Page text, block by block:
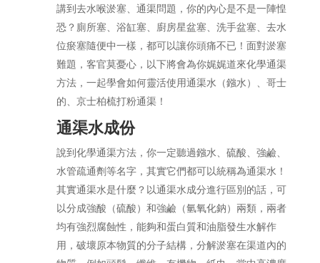
講到去水喉淤塞、通渠問題，你的內心是不是一陣惶
恐？廁所塞、浴缸塞、廚房星盆塞、洗手盆塞、去水
位瘀塞隨便中一樣，都可以讓你頭痛不已！面對淤塞
難題，客官莫憂心，以下將會為你娓娓道來化學通渠
方法，一起學會如何靈活使用通渠水（鏹水）、哥士
的、京士柏梳打粉通渠！
通渠水成份
說到化學通渠方法，你一定聽過鏹水、硫酸、強鹼、
水管疏通劑等名字，其實它們都可以統稱為通渠水！
其實通渠水是什麼？以通渠水成分進行區別的話，可
以分成強酸（硫酸）和強鹼（氫氧化鈉）兩類，兩者
均有強烈腐蝕性，能夠和蛋白質和油脂發生水解作
用，破壞原本物質的分子結構，分解淤塞在渠道內的